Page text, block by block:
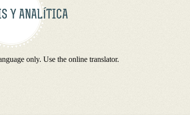
Y ANALÍTICA
only. Use the online translator.